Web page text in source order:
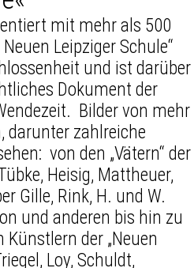
mit mehr als 500
Leipziger Schule“
und ist darüber
Dokument der
Bilder von mehr
darunter zahlreiche
von den „Vätern“ der
Heisig, Mattheuer,
Gille, Rink, H. und W.
und anderen bis hin zu
der „Neuen
Loy, Schuldt,